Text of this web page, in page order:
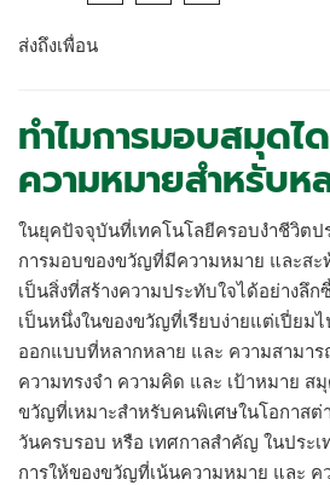
ส่งถึงเพื่อน
ทำไมการมอบสมุดไ
ความหมายสำหรับห
ในยุคปัจจุบันที่เทคโนโลยีครอบงำชีวิตป
การมอบของขวัญที่มีความหมาย และสะ
เป็นสิ่งที่สร้างความประทับใจได้อย่างลึก
เป็นหนึ่งในของขวัญที่เรียบง่ายแต่เปี่ยม
ออกแบบที่หลากหลาย และ ความสามาร
ความทรงจำ ความคิด และ เป้าหมาย ส
ขวัญที่เหมาะสำหรับคนพิเศษในโอกาสต่
วันครบรอบ หรือ เทศกาลสำคัญ ในประ
การให้ของขวัญที่เน้นความหมาย และ